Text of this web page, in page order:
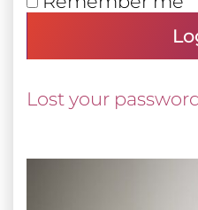
Lost your